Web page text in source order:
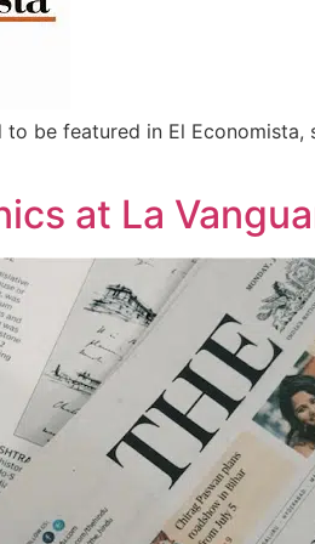
be featured in El
at La